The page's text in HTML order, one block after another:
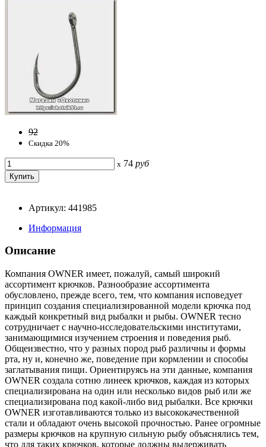
92
Скидка 20%
x 74 руб
Артикул: 441985
Информация
Описание
Компания OWNER имеет, пожалуй, самый широкий
ассортимент крючков. Разнообразие ассортимента
обусловлено, прежде всего, тем, что компания исповедует
принцип создания специализированной модели крючка под
каждый конкретный вид рыбалки и рыбы. OWNER тесно
сотрудничает с научно-исследовательскими институтами,
занимающимися изучением строения и поведения рыб.
Общеизвестно, что у разных пород рыб различны и формы
рта, ну и, конечно же, поведение при кормлении и способы
заглатывания пищи. Ориентируясь на эти данные, компания
OWNER создала сотню линеек крючков, каждая из которых
специализирована на один или несколько видов рыб или же
специализирована под какой-либо вид рыбалки. Все крючки
OWNER изготавливаются только из высококачественной
стали и обладают очень высокой прочностью. Ранее огромные
размеры крючков на крупную сильную рыбу объяснялись тем,
что для таких крючков, которые должны выдерживать